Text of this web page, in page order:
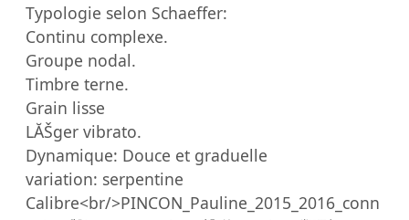
Typologie selon Schaeffer:
Continu complexe.
Groupe nodal.
Timbre terne.
Grain lisse
LĂŠger vibrato.
Dynamique: Douce et graduelle
variation: serpentine
Calibre<br/>PINCON_Pauline_2015_2016_conn